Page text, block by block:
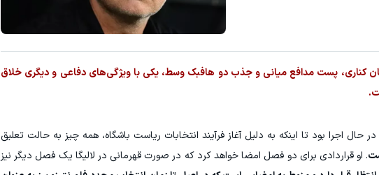
کناری، پست مدافع میانی و جذب دو هافبک وسط، یکی با ویژگی‌های دفاعی و دیگری خلاق
در حال اجرا بود تا اینکه به دلیل آغاز فرآیند انتخابات ریاست باشگاه، همه چیز به حالت تعلیق
. او قراردادی برای دو فصل امضا خواهد کرد که در صورت قهرمانی در لالیگا یک فصل دیگر نیز
مشاهده و خرید مشاهده و خرید